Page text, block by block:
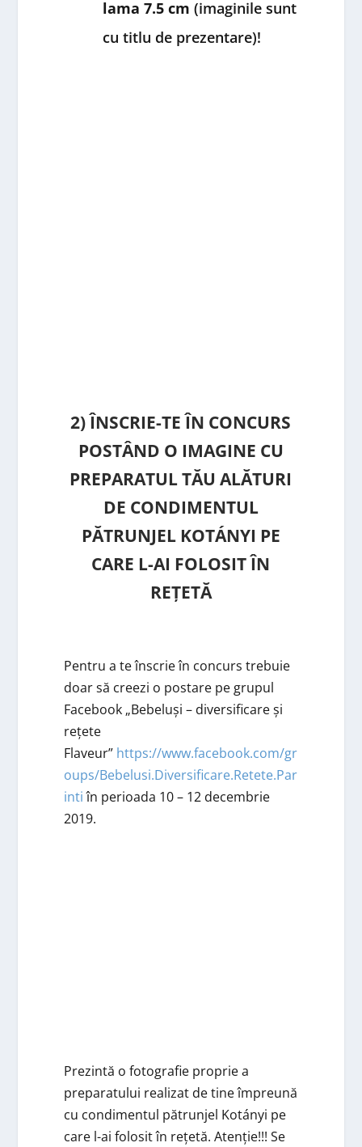
lama 7.5 cm (imaginile sunt
cu titlu de prezentare)!
2) ÎNSCRIE-TE ÎN CONCURS
POSTÂND O IMAGINE CU
PREPARATUL TĂU ALĂTURI
DE CONDIMENTUL
PĂTRUNJEL KOTÁNYI PE
CARE L-AI FOLOSIT ÎN
REȚETĂ
Pentru a te înscrie în concurs trebuie
doar să creezi o postare pe grupul
Facebook „Bebeluși – diversificare și
rețete
Flaveur” https://www.facebook.com/gr
oups/Bebelusi.Diversificare.Retete.Par
intiîn perioada 10 – 12 decembrie
2019.
Prezintă o fotografie proprie a
preparatului realizat de tine împreună
cu condimentul pătrunjel Kotányi pe
care l-ai folosit în rețetă. Atenție!!! Se